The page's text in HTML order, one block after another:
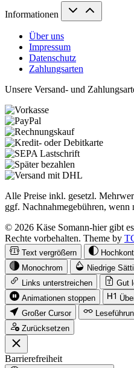
Informationen
Über uns
Impressum
Datenschutz
Zahlungsarten
Unsere Versand- und
Alle Preise inkl. gesetzl.
ggf. Nachnahmegebühren, wenn
© 2026 Käse Somann-hier gibt
Rechte vorbehalten. Theme by
Text vergrößern
Monochrom
Niedrige
Links unterstreichen
Gut
Animationen stoppen
Großer Cursor
Zurücksetzen
Barrierefreiheit